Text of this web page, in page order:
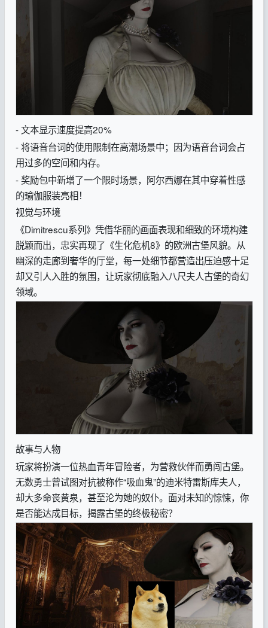
- 文本显示速度提高20%
- 将语音台词的使用限制在高潮场景中；因为语音台词会占
用过多的空间和内存。
- 奖励包中新增了一个限时场景，阿尔西娜在其中穿着性感
的瑜伽服装亮相！
视觉与环境
《Dimitrescu系列》凭借华丽的画面表现和细致的环境构建
脱颖而出，忠实再现了《生化危机8》的欧洲古堡风貌。从
幽深的走廊到奢华的厅堂，每一处细节都营造出压迫感十足
却又引人入胜的氛围，让玩家彻底融入八尺夫人古堡的奇幻
领域。
故事与人物
玩家将扮演一位热血青年冒险者，为营救伙伴而勇闯古堡。
无数勇士曾试图对抗被称作“吸血鬼”的迪米特雷斯库夫人，
却大多命丧黄泉，甚至沦为她的奴仆。面对未知的惊悚，你
是否能达成目标，揭露古堡的终极秘密？